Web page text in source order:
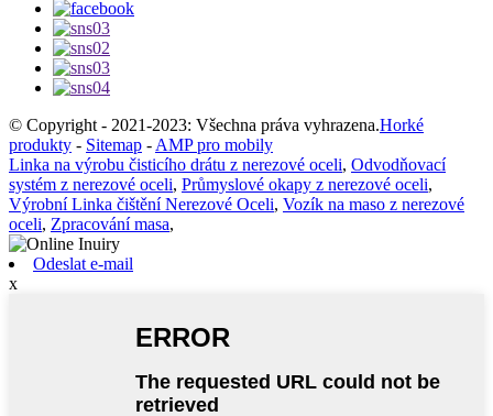
© Copyright - 2021-2023: Všechna práva vyhrazena.Horké
produkty - Sitemap -AMP pro mobily
Linka na výrobu čisticího drátu z nerezové oceli, Odvodňovací
systém z nerezové oceli, Průmyslové okapy z nerezové oceli,
Výrobní Linka čištění Nerezové Oceli, Vozík na maso z nerezové
oceli, Zpracování masa,
Odeslat e-mail
x